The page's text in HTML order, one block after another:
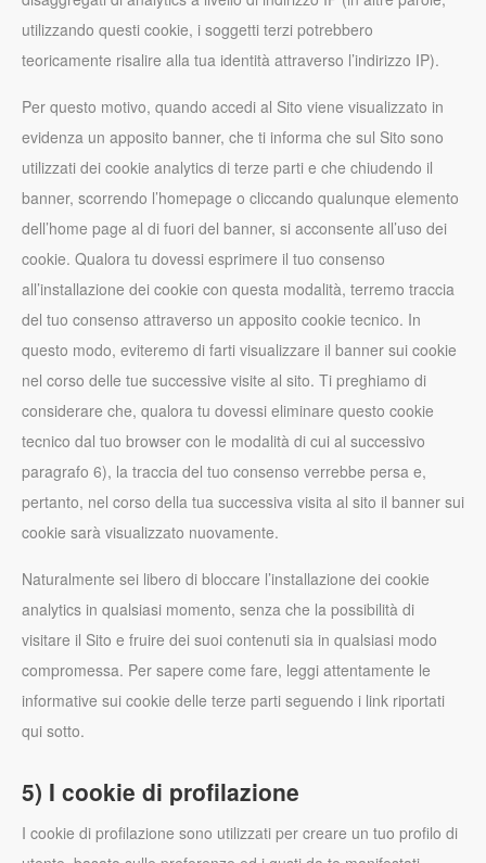
utilizzando questi cookie, i soggetti terzi potrebbero
teoricamente risalire alla tua identità attraverso l’indirizzo IP).
Per questo motivo, quando accedi al Sito viene visualizzato in
evidenza un apposito banner, che ti informa che sul Sito sono
utilizzati dei cookie analytics di terze parti e che chiudendo il
banner, scorrendo l’homepage o cliccando qualunque elemento
dell’home page al di fuori del banner, si acconsente all’uso dei
cookie. Qualora tu dovessi esprimere il tuo consenso
all’installazione dei cookie con questa modalità, terremo traccia
del tuo consenso attraverso un apposito cookie tecnico. In
questo modo, eviteremo di farti visualizzare il banner sui cookie
nel corso delle tue successive visite al sito. Ti preghiamo di
considerare che, qualora tu dovessi eliminare questo cookie
tecnico dal tuo browser con le modalità di cui al successivo
paragrafo 6), la traccia del tuo consenso verrebbe persa e,
pertanto, nel corso della tua successiva visita al sito il banner sui
cookie sarà visualizzato nuovamente.
Naturalmente sei libero di bloccare l’installazione dei cookie
analytics in qualsiasi momento, senza che la possibilità di
visitare il Sito e fruire dei suoi contenuti sia in qualsiasi modo
compromessa. Per sapere come fare, leggi attentamente le
informative sui cookie delle terze parti seguendo i link riportati
qui sotto.
5) I cookie di profilazione
I cookie di profilazione sono utilizzati per creare un tuo profilo di